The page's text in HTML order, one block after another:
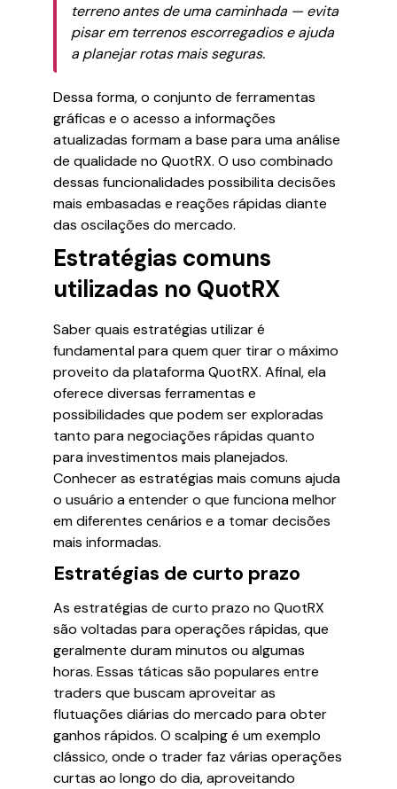
terreno antes de uma caminhada — evita
pisar em terrenos escorregadios e ajuda
a planejar rotas mais seguras.
Dessa forma, o conjunto de ferramentas
gráficas e o acesso a informações
atualizadas formam a base para uma análise
de qualidade no QuotRX. O uso combinado
dessas funcionalidades possibilita decisões
mais embasadas e reações rápidas diante
das oscilações do mercado.
Estratégias comuns
utilizadas no QuotRX
Saber quais estratégias utilizar é
fundamental para quem quer tirar o máximo
proveito da plataforma QuotRX. Afinal, ela
oferece diversas ferramentas e
possibilidades que podem ser exploradas
tanto para negociações rápidas quanto
para investimentos mais planejados.
Conhecer as estratégias mais comuns ajuda
o usuário a entender o que funciona melhor
em diferentes cenários e a tomar decisões
mais informadas.
Estratégias de curto prazo
As estratégias de curto prazo no QuotRX
são voltadas para operações rápidas, que
geralmente duram minutos ou algumas
horas. Essas táticas são populares entre
traders que buscam aproveitar as
flutuações diárias do mercado para obter
ganhos rápidos. O scalping é um exemplo
clássico, onde o trader faz várias operações
curtas ao longo do dia, aproveitando